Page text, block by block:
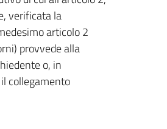
verificata la
articolo 2
provvede alla
o, in
collegamento